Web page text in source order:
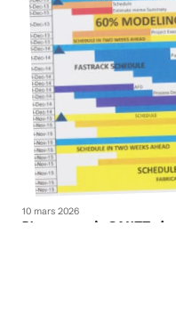
10 mars 2026
Diagramme de GANTT :